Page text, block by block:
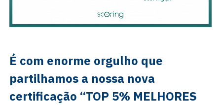
É com enorme orgulho que
partilhamos a nossa nova
certificação “TOP 5% MELHORES